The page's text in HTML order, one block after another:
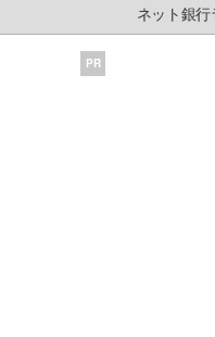
ネット銀
PR